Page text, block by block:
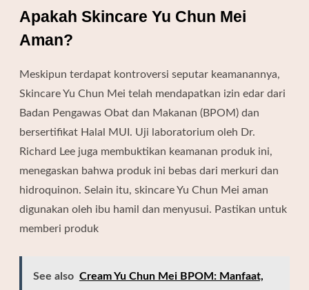
Apakah Skincare Yu Chun Mei
Aman?
Meskipun terdapat kontroversi seputar keamanannya,
Skincare Yu Chun Mei telah mendapatkan izin edar dari
Badan Pengawas Obat dan Makanan (BPOM) dan
bersertifikat Halal MUI. Uji laboratorium oleh Dr.
Richard Lee juga membuktikan keamanan produk ini,
menegaskan bahwa produk ini bebas dari merkuri dan
hidroquinon. Selain itu, skincare Yu Chun Mei aman
digunakan oleh ibu hamil dan menyusui. Pastikan untuk
memberi produk
See also Cream Yu Chun Mei BPOM: Manfaat,